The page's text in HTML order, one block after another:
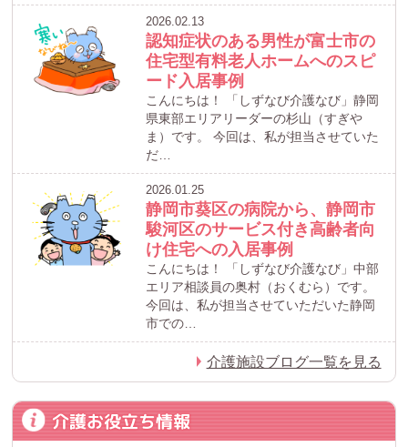
2026.02.13
認知症状のある男性が富士市の
住宅型有料老人ホームへのスピ
ード入居事例
こんにちは！ 「しずなび介護なび」静岡
県東部エリアリーダーの杉山（すぎや
ま）です。 今回は、私が担当させていた
だ…
2026.01.25
静岡市葵区の病院から、静岡市
駿河区のサービス付き高齢者向
け住宅への入居事例
こんにちは！ 「しずなび介護なび」中部
エリア相談員の奥村（おくむら）です。
今回は、私が担当させていただいた静岡
市での…
介護施設ブログ一覧を見る
介護お役立ち情報